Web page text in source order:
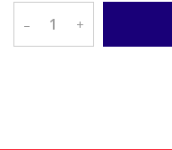
– +